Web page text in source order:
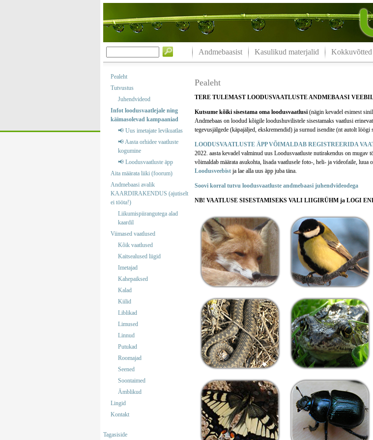
Andmebaasist Kasulikud materjalid Kokkuvõtted
Pealeht
Tutvustus
Juhendvideod
Infot loodusvaatlejale ning
käimasolevad kampaaniad
📢 Uus imetajate levikuatlas
📢 Aasta orhidee vaatluste
kogumine
📢 Loodusvaatluste äpp
Aita määrata liiki (foorum)
Andmebaasi avalik
KAARDIRAKENDUS (ajutiselt
ei tööta!)
Liikumispiirangutega alad
kaardil
Viimased vaatlused
Kõik vaatlused
Kaitsealused liigid
Imetajad
Kahepaiksed
Kalad
Kiilid
Liblikad
Limused
Linnud
Putukad
Roomajad
Seened
Soontaimed
Ämblikud
Lingid
Kontakt
Tagasiside
Pealeht
TERE TULEMAST LOODUSVAATLUSTE ANDMEBAASI
Kutsume kõiki sisestama oma loodusvaatlusi(nägin kevadel esimest
Andmebaas on loodud kõigile loodushuvilistele sisestamaks vaatlusi
tegevusjälgede (käpajäljed, ekskremendid) ja surnud isendite (nt autolt löögi
LOODUSVAATLUSTE ÄPP VÕIMALDAB REGISTREERIDA
2022. aasta kevadel valminud uus Loodusvaatluste nutirakendus on mugav
võimaldab määrata asukohta, lisada vaatlusele foto-, heli- ja videofaile, luua
Loodusveebist ja lae alla uus äpp juba täna.
Soovi korral tutvu loodusvaatluste andmebaasi juhendvideodega
NB! VAATLUSE SISESTAMISEKS VALI LIIGIRÜHM ja LOGI